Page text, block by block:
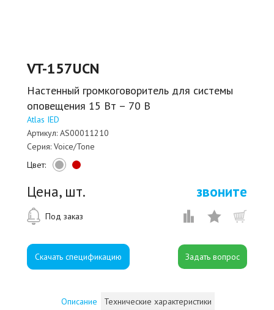
VT-157UCN
Настенный громкоговоритель для системы
оповещения 15 Вт – 70 В
Atlas IED
Артикул: AS00011210
Серия: Voice/Tone
Цвет:
Цена, шт. звоните
Под заказ
Скачать спецификацию
Описание
Технические характеристики